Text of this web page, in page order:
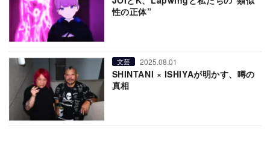
性の正体”
文芸 2025.08.01
SHINTANI × ISHIYAが明かす、噂の
真相